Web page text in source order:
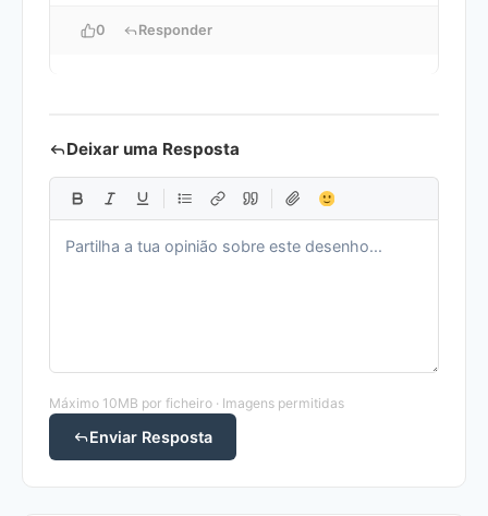
0 Responder
Deixar uma Resposta
Máximo 10MB por ficheiro · Imagens permitidas
Enviar Resposta